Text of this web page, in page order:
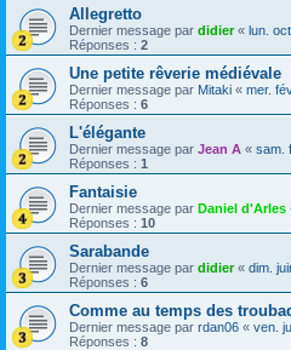
Allegretto
Dernier message par didier« lun.
Réponses : 2
Une petite rêverie médiévale
Dernier message par Mitaki « mer.
Réponses : 6
L'élégante
Dernier message par Jean A « sam.
Réponses : 1
Fantaisie
Dernier message par Daniel d'Arles
Réponses : 10
Sarabande
Dernier message par didier« dim.
Réponses : 6
Comme au temps des
Dernier message par rdan06 « ven.
Réponses : 8